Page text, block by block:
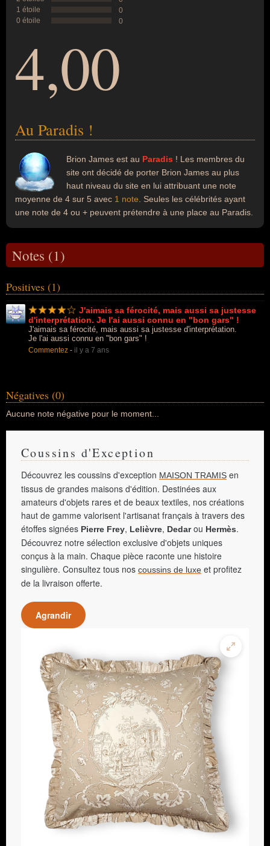
1 étoile
0
0 étoile
0
4,00
Au Paradis !
Brion James est au Paradis ! Les membres du
site ont décidé de porter Brion James au plus
haut niveau du site en lui attribuant une note
moyenne de 4 sur 5 avec 1 note . Seules les célébrités ayant
une note de 4 ou + peuvent prétendre à une place au Paradis.
Notes (1)
Positives (1)
J'aimais sa férocité, mais aussi sa justesse
d'interprétation. Je l'ai aussi connu en "bon gars" !
J'aimais sa férocité, mais aussi sa justesse d'interprétation.
Je l'ai aussi connu en "bon gars" !
Commentez - il y a 7 ans
Négatives (0)
Aucune note négative pour le moment...
Coussins d'Exception
Découvrez les coussins d'exception MAISON TRAMIS en
tissus de grandes maisons d'édition. Destinées aux
amateurs d'objets rares et de beaux textiles, nos créations
haut de gamme valorisent l'artisanat français à travers des
étoffes signées Pierre Frey, Lelièvre, Dedarou Hermès.
Découvrez notre sélection exclusive d'objets uniques
conçus à la main. Chaque pièce raconte une histoire
singulière. Consultez tous nos coussins de luxe et profitez
de la livraison offerte.
Agrandir